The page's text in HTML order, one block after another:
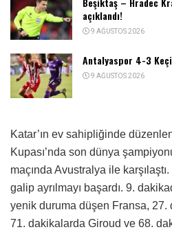
açıklandı!
9 AĞUSTOS 2026
Antalyaspor 4-3
9 AĞUSTOS 2026
Katar’ın ev sahipliğinde
Kupası’nda son dünya
maçında Avustralya ile
galip ayrılmayı başardı. 9.
yenik duruma düşen Fransa,
71. dakikalarda Giroud ve 68.